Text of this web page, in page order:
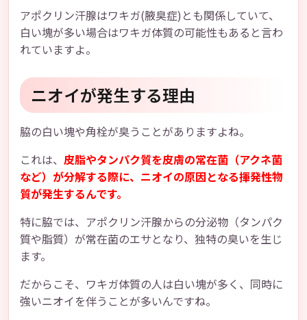
アポクリン汗腺はワキガ(腋臭症)とも関係していて、
白い塊が多い場合はワキガ体質の可能性もあると言わ
れていますよ。
ニオイが発生する理由
脇の白い塊や角栓が臭うことがありますよね。
これは、 皮脂やタンパク質を皮膚の常在菌（アクネ菌
など）が分解する際に、ニオイの原因となる揮発性物
質が発生するんです。
特に脇では、アポクリン汗腺からの分泌物（タンパク
質や脂質）が常在菌のエサとなり、独特の臭いを生じ
ます。
だからこそ、ワキガ体質の人は白い塊が多く、同時に
強いニオイを伴うことが多いんですね。